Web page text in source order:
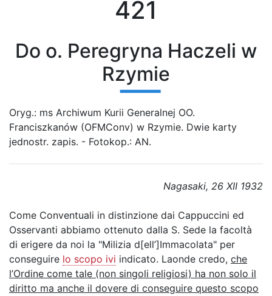
421
Do o. Peregryna Haczeli w
Rzymie
Oryg.: ms Archiwum Kurii Generalnej OO.
Franciszkanów (OFMConv) w Rzymie. Dwie karty
jednostr. zapis. - Fotokop.: AN.
Nagasaki, 26 XII 1932
Come Conventuali in distinzione dai Cappuccini ed
Osservanti abbiamo ottenuto dalla S. Sede la facoltà
di erigere da noi la "Milizia d[ell’]Immacolata" per
conseguire lo scopo ivi indicato. Laonde credo, che
l’Ordine come tale (non singoli religiosi) ha non solo il
diritto ma anche il dovere di conseguire questo scopo